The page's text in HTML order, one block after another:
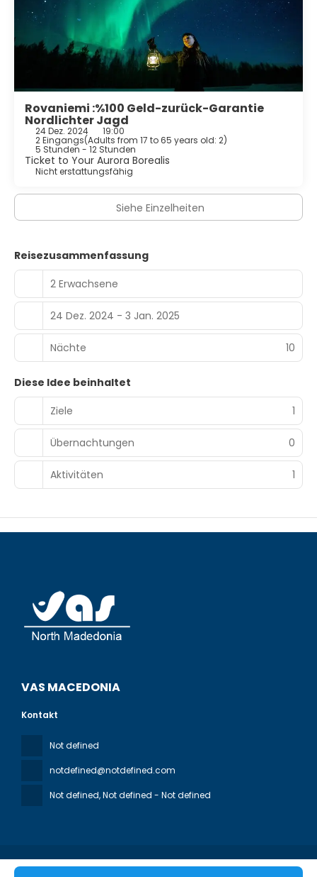
Rovaniemi :%100 Geld-zurück-Garantie
Nordlichter Jagd
24 Dez. 2024 19:00
2 Eingangs(Adults from 17 to 65 years old: 2)
5 Stunden - 12 Stunden
Ticket to Your Aurora Borealis
Nicht erstattungsfähig
Siehe Einzelheiten
Reisezusammenfassung
2 Erwachsene
24 Dez. 2024 - 3 Jan. 2025
Nächte 10
Diese Idee beinhaltet
Ziele
1
Übernachtungen 0
Aktivitäten 1
VAS MACEDONIA
Kontakt
Not defined
notdefined@notdefined.com
Not defined, Not defined - Not defined